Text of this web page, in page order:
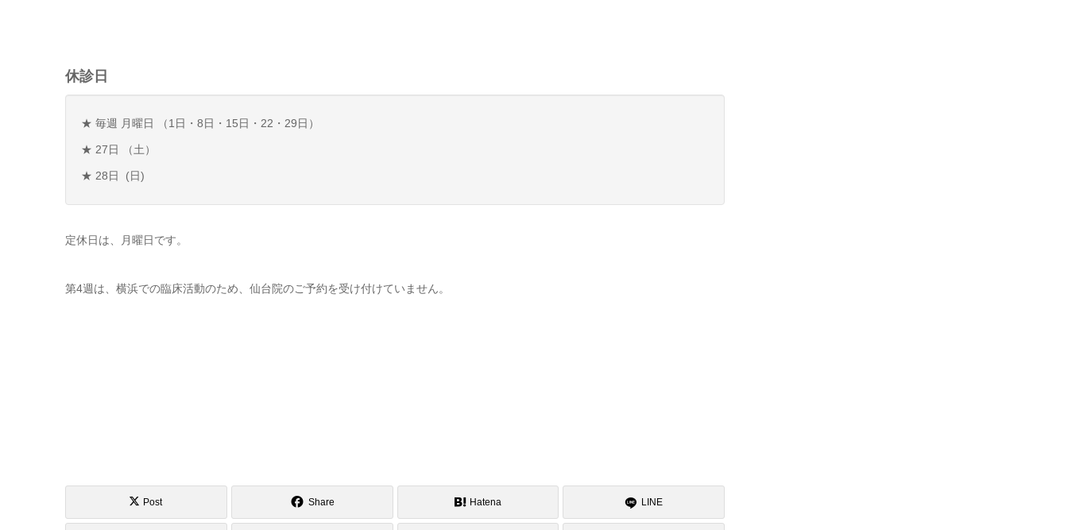
休診日
★ 毎週 月曜日 （1日・8日・15日・22・29日）
★ 27日 （土）
★ 28日 (日)
定休日は、月曜日です。
第4週は、横浜での臨床活動のため、仙台院のご予約を受け付けていません。
Post Share Hatena LINE